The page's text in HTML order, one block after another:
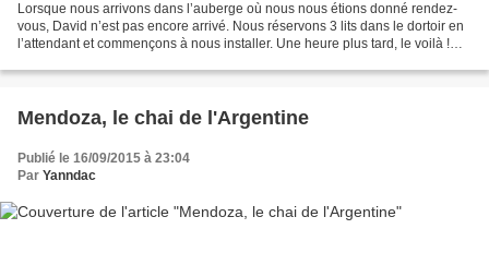
Lorsque nous arrivons dans l’auberge où nous nous étions donné rendez-
vous, David n’est pas encore arrivé. Nous réservons 3 lits dans le dortoir en
l’attendant et commençons à nous installer. Une heure plus tard, le voilà !
Mendoza, le chai de l'Argentine
Publié le 16/09/2015 à 23:04
Par Yanndac